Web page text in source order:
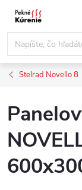
Prejsť
obsah
Stelrad Novello 8